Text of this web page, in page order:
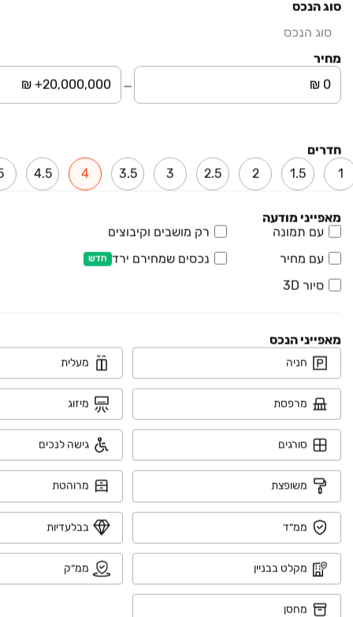
סוג הנכס
סוג הנכס
מחיר
חדרים
1
1.5
2
2.5
3
3.5
4
4.5
מאפייני מודעה
עם תמונה
רק מושבים וקיבוצים
עם מחיר
נכסים שמחירם ירד חדש
סיור 3D
מאפייני הנכס
חניה מעלית
מרפסת מיזוג
סורגים גישה לנכים
משופצת מרוהטת
ממ״ד בבלעדיות
מקלט בבניין ממ״ק
מחסן
₪ 3,150,000
₪ 3,800,000
שחם 3
דירה, המגרסה, מבשרת ציון
4 חדרים • קומה ‎1‏ • 100 מ״ר
ירד ב-100,000 ₪
גפן 13
דירה, מעוז ציון א', מבשרת ציון
4 חדרים • קומה ‎2‏ • 112 מ״ר
₪ 2,670,000